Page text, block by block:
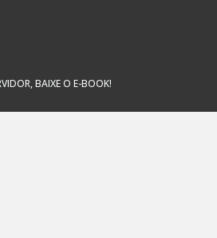
BAIXE O E-BOOK!